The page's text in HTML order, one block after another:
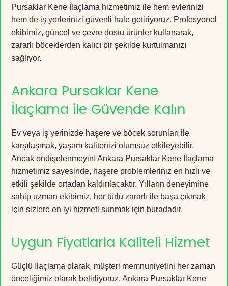
Pursaklar Kene İlaçlama hizmetimiz ile hem evlerinizi
hem de iş yerlerinizi güvenli hale getiriyoruz. Profesyonel
ekibimiz, güncel ve çevre dostu ürünler kullanarak,
zararlı böceklerden kalıcı bir şekilde kurtulmanızı
sağlıyor.
Ankara Pursaklar Kene
İlaçlama ile Güvende Kalın
Ev veya iş yerinizde haşere ve böcek sorunları ile
karşılaşmak, yaşam kalitenizi olumsuz etkileyebilir.
Ancak endişelenmeyin! Ankara Pursaklar Kene İlaçlama
hizmetimiz sayesinde, haşere problemleriniz en hızlı ve
etkili şekilde ortadan kaldırılacaktır. Yılların deneyimine
sahip uzman ekibimiz, her türlü zararlı ile başa çıkmak
için sizlere en iyi hizmeti sunmak için buradadır.
Uygun Fiyatlarla Kaliteli Hizmet
Güçlü İlaçlama olarak, müşteri memnuniyetini her zaman
önceliğimiz olarak belirliyoruz. Ankara Pursaklar Kene